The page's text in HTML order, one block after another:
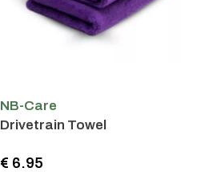
NB-Care
Drivetrain Towel
€ 6.95